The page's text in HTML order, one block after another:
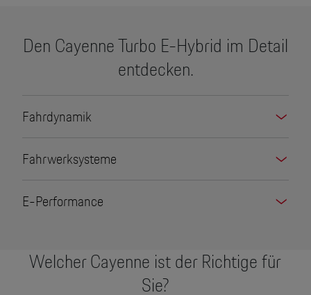
Den Cayenne Turbo E-Hybrid im Detail
entdecken.
Fahrdynamik
Fahrwerksysteme
E-Performance
Welcher Cayenne ist der Richtige für
Sie?